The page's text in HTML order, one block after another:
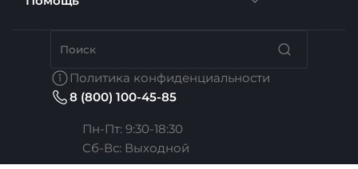
Вакансии
Автосервис
Политика конфиденциальности
8 (800) 100-45-85
Пн-Пт: 9:30-18:30
Cб-Вс: Выходной